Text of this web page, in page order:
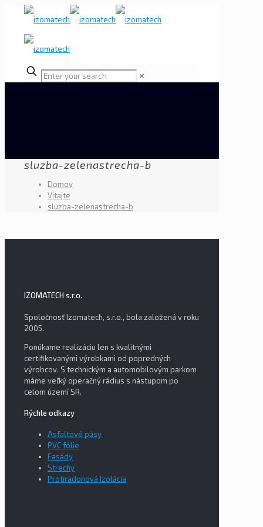
✕
sluzba-zelenastrecha-b
Domov
Vitajte
sluzba-zelenastrecha-b
IZOMATECH s.r.o.
Spoločnosť Izomatech, s.r.o., bola založená v roku
2005.
Ponúkame realizáciu len s kvalitnými
certifikovanými výrobkami od popredných
výrobcov. S technickým a automobilovým parkom
máme veľký operačný rádius s nástupom po
celom území SR.
Rýchle odkazy
Asfaltové pásy
PVC fólie
Fasády
Strechy
Protiradonová Izolácia